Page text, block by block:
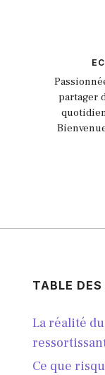
partager
TABLE
La réalité
Ce que